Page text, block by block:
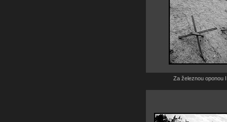
Za železnou oponou I